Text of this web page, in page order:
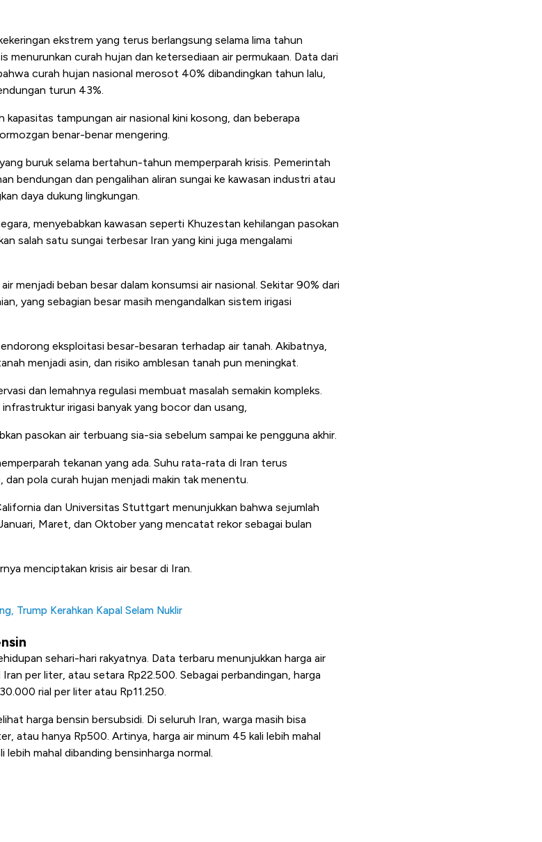
ekstrem yang terus berlangsung selama lima tahun
curah hujan dan ketersediaan air permukaan. Data dari
curah hujan nasional merosot 40% dibandingkan tahun lalu,
turun 43%.
kapasitas tampungan air nasional kini kosong, dan beberapa
benar-benar mengering.
buruk selama bertahun-tahun memperparah krisis. Pemerintah
bendungan dan pengalihan aliran sungai ke kawasan industri atau
daya dukung lingkungan.
menyebabkan kawasan seperti Khuzestan kehilangan pasokan
salah satu sungai terbesar Iran yang kini juga mengalami
menjadi beban besar dalam konsumsi air nasional. Sekitar 90% dari
yang sebagian besar masih mengandalkan sistem irigasi
eksploitasi besar-besaran terhadap air tanah. Akibatnya,
menjadi asin, dan risiko amblesan tanah pun meningkat.
dan lemahnya regulasi membuat masalah semakin kompleks.
irigasi banyak yang bocor dan usang,
pasokan air terbuang sia-sia sebelum sampai ke pengguna akhir.
tekanan yang ada. Suhu rata-rata di Iran terus
dan pola curah hujan menjadi makin tak menentu.
dan Universitas Stuttgart menunjukkan bahwa sejumlah
Maret, dan Oktober yang mencatat rekor sebagai bulan
menciptakan krisis air besar di Iran.
Trump Kerahkan Kapal Selam Nuklir
sehari-hari rakyatnya. Data terbaru menunjukkan harga air
per liter, atau setara Rp22.500. Sebagai perbandingan, harga
rial per liter atau Rp11.250.
harga bensin bersubsidi. Di seluruh Iran, warga masih bisa
atau hanya Rp500. Artinya, harga air minum 45 kali lebih mahal
lebih mahal dibanding bensinharga normal.